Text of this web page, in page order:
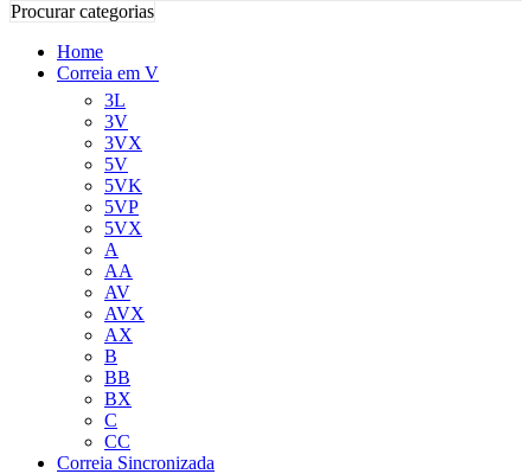
Procurar categorias
Home
Correia em V
3L
3V
3VX
5V
5VK
5VP
5VX
A
AA
AV
AVX
AX
B
BB
BX
C
CC
Correia Sincronizada